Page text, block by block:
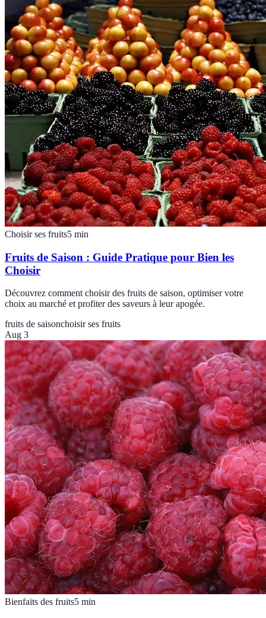
Choisir ses fruits5 min
Fruits de Saison : Guide Pratique pour Bien les
Choisir
Découvrez comment choisir des fruits de saison, optimiser votre
choix au marché et profiter des saveurs à leur apogée.
fruits de saisonchoisir ses fruits
Aug 3
Bienfaits des fruits5 min